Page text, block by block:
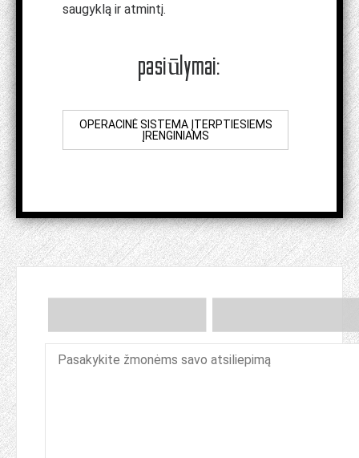
saugyklą ir atmintį.
pasiūlymai:
OPERACINĖ SISTEMA ĮTERPTIESIEMS
ĮRENGINIAMS